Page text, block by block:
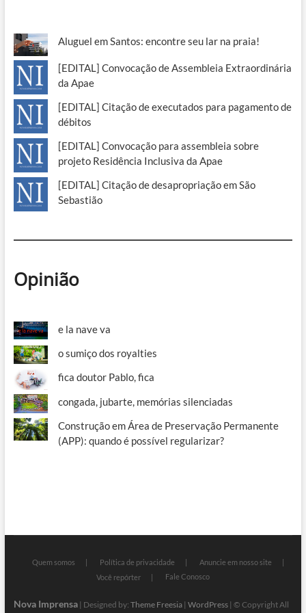
Aluguel em Santos: encontre seu lar na praia!
[EDITAL] Convocação de Assembleia Extraordinária
da Apae
[EDITAL] Citação de executados para pagamento de
débitos
[EDITAL] Convocação para assembleia sobre
projeto Residência Inclusiva da Apae
[EDITAL] Citação de desapropriação em São
Sebastião
Opinião
e la nave va
o sumiço dos royalties
fica doutor Pablo, fica
congada, jubarte, memórias silenciadas
Construção em Área de Preservação Permanente
(APP): quando é possível regularizar?
Quem somos Política de privacidade
Anuncie em nosso site
Você repórter
Fale Conosco
Nova Imprensa| Designed by: Theme Freesia| WordPress| © Copyright All